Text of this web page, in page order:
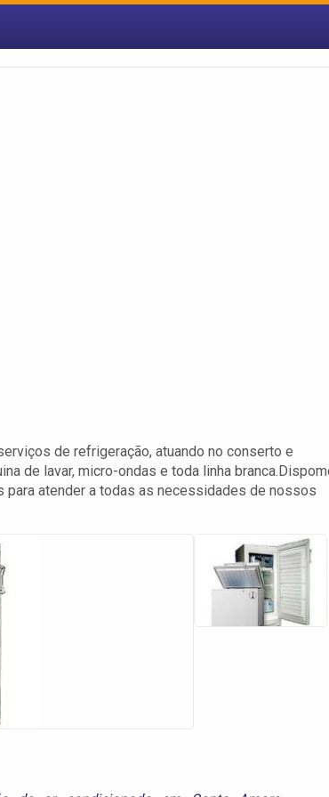
de refrigeração, atuando no conserto e
de lavar, micro-ondas e toda linha
atender a todas as necessidades de nossos